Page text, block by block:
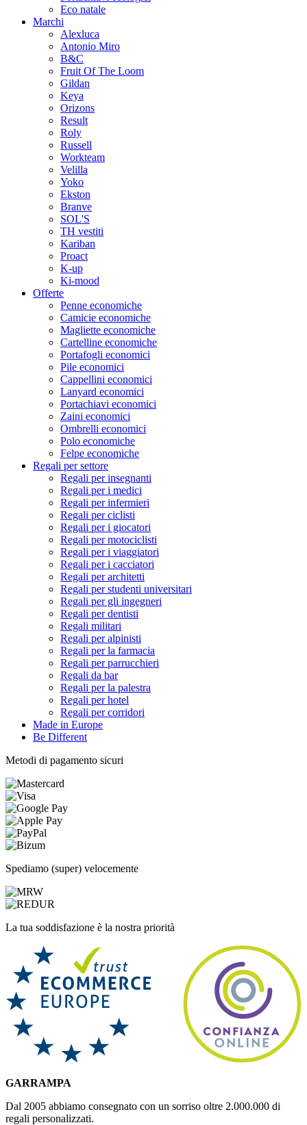
Eco natale
Marchi
Alexluca
Antonio Miro
B&C
Fruit Of The Loom
Gildan
Keya
Orizons
Result
Roly
Russell
Workteam
Velilla
Yoko
Ekston
Branve
SOL'S
TH vestiti
Kariban
Proact
K-up
Ki-mood
Offerte
Penne economiche
Camicie economiche
Magliette economiche
Cartelline economiche
Portafogli economici
Pile economici
Cappellini economici
Lanyard economici
Portachiavi economici
Zaini economici
Ombrelli economici
Polo economiche
Felpe economiche
Regali per settore
Regali per insegnanti
Regali per i medici
Regali per infermieri
Regali per ciclisti
Regali per i giocatori
Regali per motociclisti
Regali per i viaggiatori
Regali per i cacciatori
Regali per architetti
Regali per studenti universitari
Regali per gli ingegneri
Regali per dentisti
Regali militari
Regali per alpinisti
Regali per la farmacia
Regali per parrucchieri
Regali da bar
Regali per la palestra
Regali per hotel
Regali per corridori
Made in Europe
Be Different
Metodi di pagamento sicuri
Spediamo (super) velocemente
La tua soddisfazione è la nostra priorità
GARRAMPA
Dal 2005 abbiamo consegnato con un sorriso oltre 2.000.000 di
regali personalizzati.